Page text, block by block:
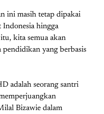
ini masih tetap dipakai
hingga
kita semua akan
yang berbasis
adalah seorang santri
Bizawie dalam